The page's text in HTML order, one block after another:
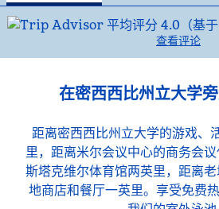
查看评论
在密西西比州立大学
距离密西西比州立大学的游戏、
里，距离米尔会议中心的商务会
斯塔克维尔体育馆两英里，距离
地商店和餐厅一英里。享受免费